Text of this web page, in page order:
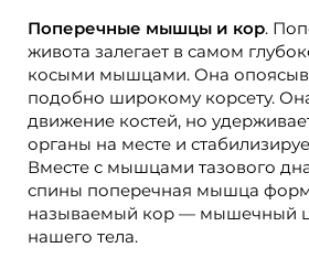
Поперечные мышцы и кор.
живота залегает в самом
косыми мышцами. Она
подобно широкому корсету.
движение костей, но
органы на месте и
Вместе с мышцами тазового
спины поперечная мышца
называемый кор — мышечный
нашего тела.